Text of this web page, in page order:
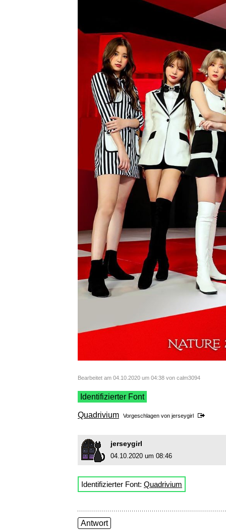
Bearbeitet am 04.10.2020 um 04:38 von calm3094
Identifizierter Font
Quadrivium Vorgeschlagen von jerseygirl
jerseygirl
04.10.2020 um 08:46
Identifizierter Font: Quadrivium
Antwort